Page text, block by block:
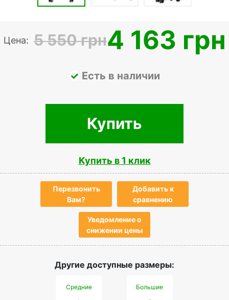
Цена: 5 550 грн4 163 грн
Есть в наличии
Купить
Купить в 1 клик
Перезвонить
Вам?
Добавить к
сравнению
Уведомление о
снижении цены
Другие доступные размеры:
Средние Большие